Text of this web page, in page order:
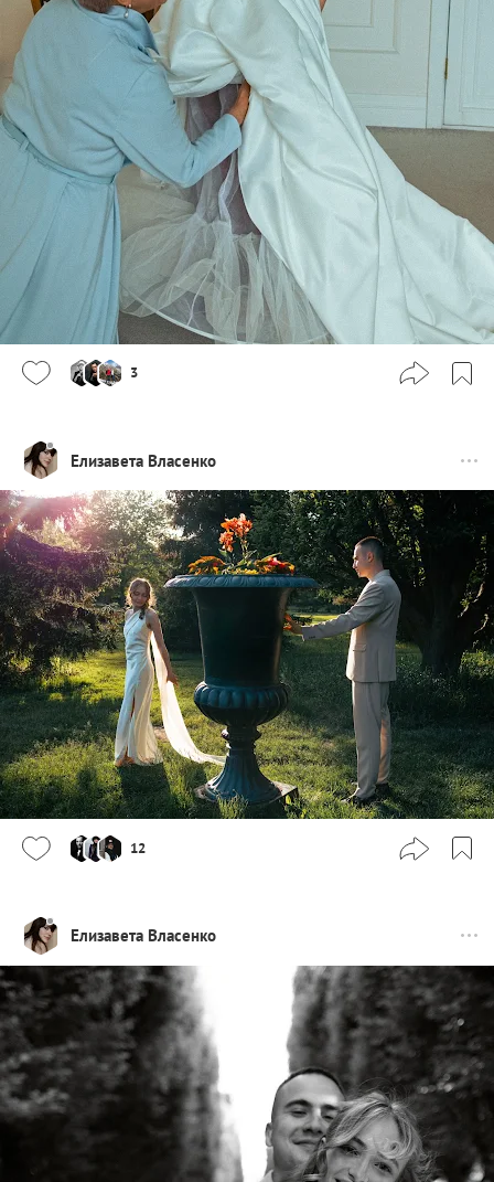
3
Елизавета Власенко
12
Елизавета Власенко